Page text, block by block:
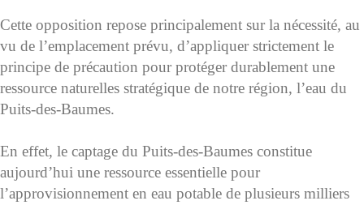
Cette opposition repose principalement sur la nécessité, au
vu de l’emplacement prévu, d’appliquer strictement le
principe de précaution pour protéger durablement une
ressource naturelles stratégique de notre région, l’eau du
Puits-des-Baumes.
En effet, le captage du Puits-des-Baumes constitue
aujourd’hui une ressource essentielle pour
l’approvisionnement en eau potable de plusieurs milliers